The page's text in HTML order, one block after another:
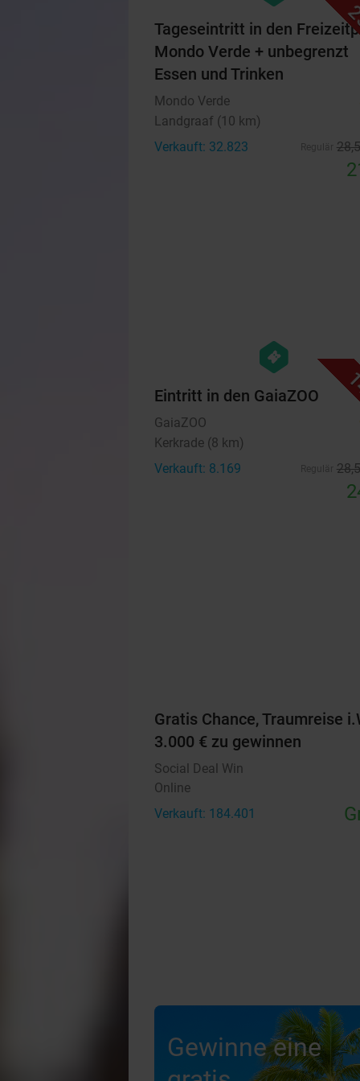
Tageseintritt in den
Mondo Verde + unbegrenzt
Essen und Trinken
Mondo Verde
Landgraaf (10 km)
Verkauft: 32.823
28
hexagon
events
Eintritt in den GaiaZOO
GaiaZOO
Kerkrade (8 km)
Verkauft: 8.169
28
Gratis Chance, Traumreise
3.000 € zu gewinnen
Social Deal Win
Online
Verkauft: 184.401
Gewinne eine